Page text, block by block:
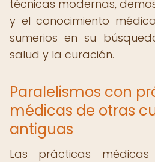
técnicas modernas,
y el conocimiento
sumerios en su
salud y la curación.
Paralelismos con
médicas de otras
antiguas
Las prácticas